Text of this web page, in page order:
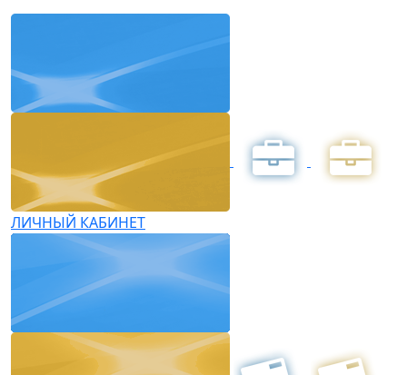
ЛИЧНЫЙ КАБИНЕТ